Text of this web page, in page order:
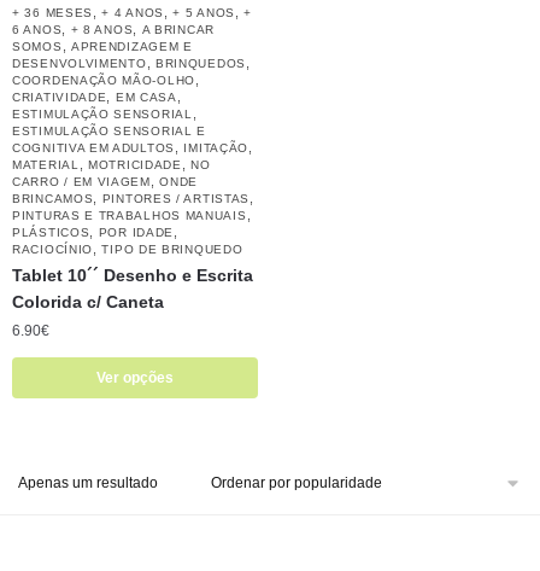
+ 36 MESES ,+ 4 ANOS ,+ 5 ANOS ,+
6 ANOS
+ 8 ANOS
A BRINCAR
SOMOS
APRENDIZAGEM E
DESENVOLVIMENTO
BRINQUEDOS
COORDENAÇÃO MÃO-OLHO
CRIATIVIDADE EM CASA
ESTIMULAÇÃO SENSORIAL
ESTIMULAÇÃO SENSORIAL E
COGNITIVA EM ADULTOS
IMITAÇÃO
MATERIAL ,MOTRICIDADE ,NO
CARRO / EM VIAGEM
,ONDE
BRINCAMOS
PINTORES / ARTISTAS
PINTURAS E TRABALHOS MANUAIS
PLÁSTICOS POR IDADE
RACIOCÍNIO ,TIPO DE BRINQUEDO
Tablet 10´´ Desenho e Escrita
Colorida c/ Caneta
6.90€
Ver opções
Apenas um resultado